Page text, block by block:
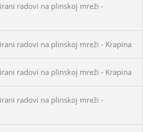
radovi na plinskoj mreži -
radovi na plinskoj mreži - Krapina
radovi na plinskoj mreži - Krapina
radovi na plinskoj mreži -